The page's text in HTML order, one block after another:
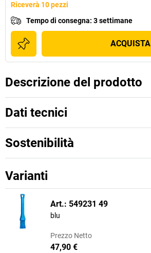
Riceverà 10 pezzi
Tempo di consegna: 3 settimane
ACQUISTA
Descrizione del prodotto
Dati tecnici
Sostenibilità
Varianti
Art.: 549231 49
blu
Prezzo Netto
47,90 €